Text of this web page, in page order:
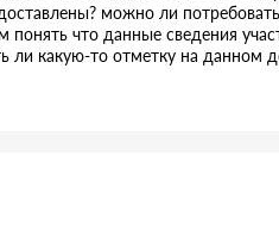
можно ли
что данные сведения
какую-то отметку на данном